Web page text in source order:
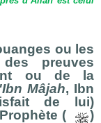
ou les
preuves
ou de la
Mâjah, Ibn
de lui)
(
)